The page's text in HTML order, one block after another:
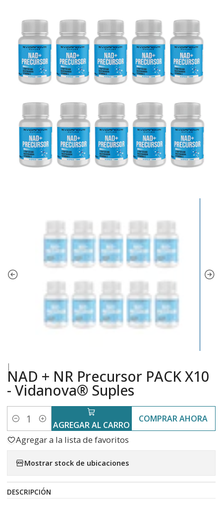
|
NAD + NR Precursor PACK X10
- Vidanova® Suples
Cantidad AGREGAR AL CARRO
COMPRAR AHORA
Agregar a la lista de favoritos
Mostrar stock de ubicaciones
DESCRIPCIÓN